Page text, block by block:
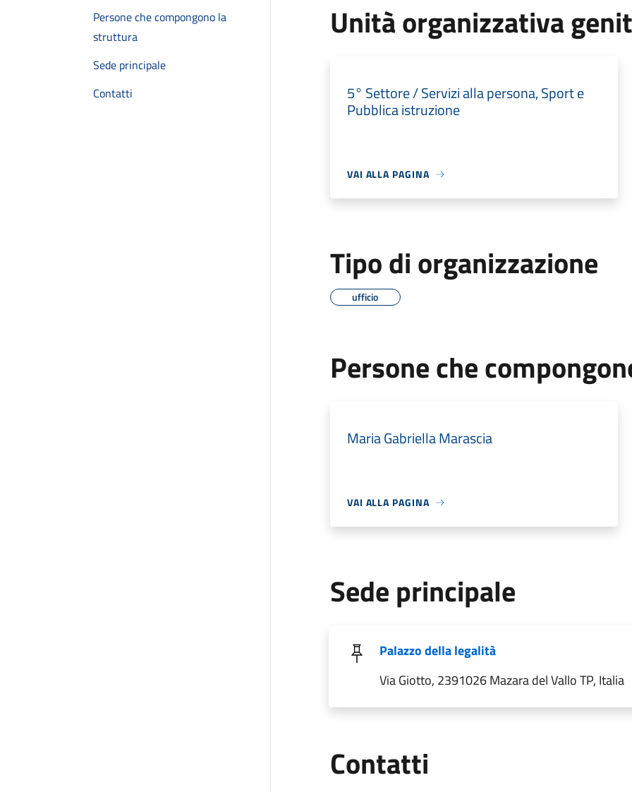
Persone che compongono la
struttura
Sede principale
Contatti
Unità organizzativa
5° Settore / Servizi alla persona, Sport e
Pubblica istruzione
VAI ALLA PAGINA
Tipo di organizzazione
ufficio
Persone che
Maria Gabriella Marascia
VAI ALLA PAGINA
Sede principale
Palazzo della legalità
Via Giotto, 2391026 Mazara del Vallo TP, Italia
Contatti